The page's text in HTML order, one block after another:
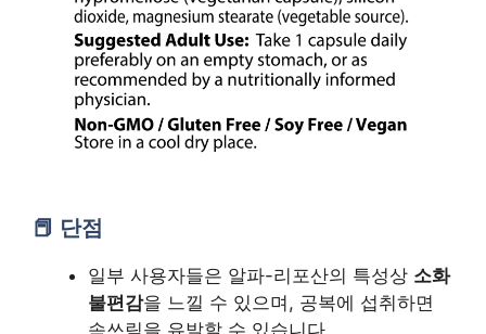
단점
일부 사용자들은 알파-리포산의 특성상 소화
불편감을 느낄 수 있으며, 공복에 섭취하면
속쓰림을 유발할 수 있습니다.